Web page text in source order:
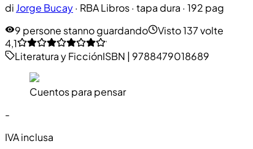
di Jorge Bucay· RBA Libros· tapa dura · 192 pag
9 persone stanno guardando
Visto 137 volte
4,1
Literatura y FicciónISBN | 9788479018689
Cuentos para pensar
-
IVA inclusa